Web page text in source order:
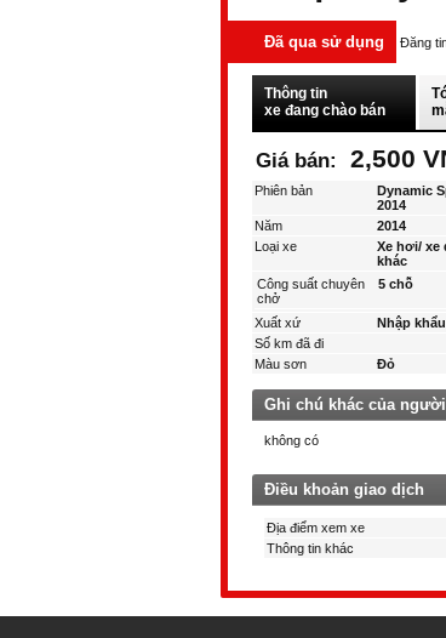
Đã qua sử dụng Đăng
Thông tin
xe đang chào bán
Giá bán: 2,500
Phiên bản
Dynamic
2014
Năm
2014
Loại xe
Xe hơi/ xe
khác
Công suất chuyên
chở
5 chỗ
Xuất xứ
Nhập
Số km đã đi
Màu sơn
Đỏ
Ghi chú khác của
không có
Điều khoản giao dịch
Địa điểm xem xe
Thông tin khác